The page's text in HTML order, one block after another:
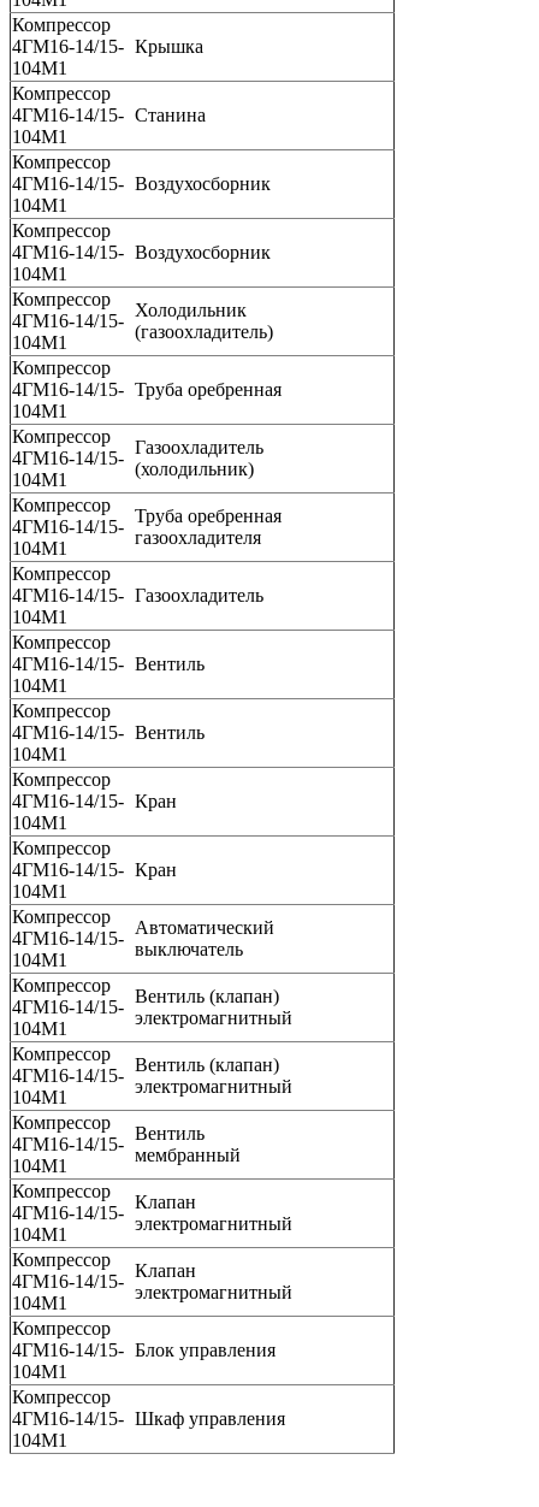
Компрессор
4ГМ16-14/15-
104М1
Крышка
Компрессор
4ГМ16-14/15-
104М1
Станина
Компрессор
4ГМ16-14/15-
104М1
Воздухосборник
Компрессор
4ГМ16-14/15-
104М1
Воздухосборник
Компрессор
4ГМ16-14/15-
104М1
Холодильник
(газоохладитель)
Компрессор
4ГМ16-14/15-
104М1
Труба оребренная
Компрессор
4ГМ16-14/15-
104М1
Газоохладитель
(холодильник)
Компрессор
4ГМ16-14/15-
104М1
Труба оребренная
газоохладителя
Компрессор
4ГМ16-14/15-
104М1
Газоохладитель
Компрессор
4ГМ16-14/15-
104М1
Вентиль
Компрессор
4ГМ16-14/15-
104М1
Вентиль
Компрессор
4ГМ16-14/15-
104М1
Кран
Компрессор
4ГМ16-14/15-
104М1
Кран
Компрессор
4ГМ16-14/15-
104М1
Автоматический
выключатель
Компрессор
4ГМ16-14/15-
104М1
Вентиль (клапан)
электромагнитный
Компрессор
4ГМ16-14/15-
104М1
Вентиль (клапан)
электромагнитный
Компрессор
4ГМ16-14/15-
104М1
Вентиль
мембранный
Компрессор
4ГМ16-14/15-
104М1
Клапан
электромагнитный
Компрессор
4ГМ16-14/15-
104М1
Клапан
электромагнитный
Компрессор
4ГМ16-14/15-
104М1
Блок управления
Компрессор
4ГМ16-14/15-
104М1
Шкаф управления